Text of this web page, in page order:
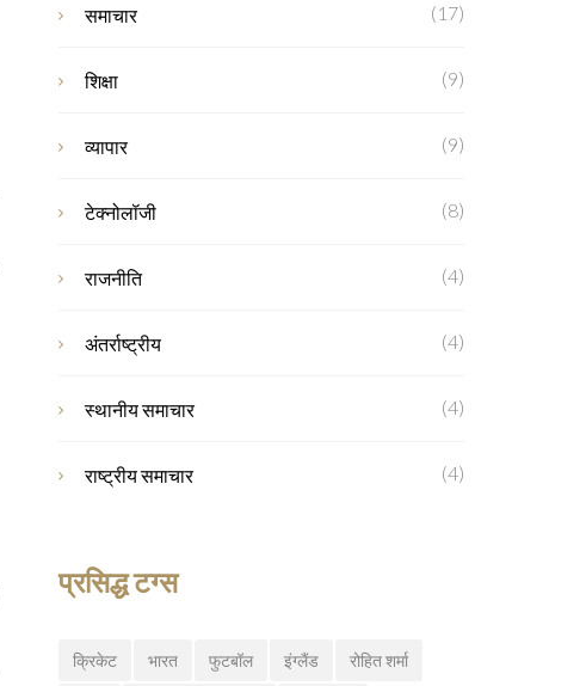
समाचार (17)
शिक्षा (9)
व्यापार (9)
टेक्नोलॉजी (8)
राजनीति (4)
अंतर्राष्ट्रीय (4)
स्थानीय समाचार (4)
राष्ट्रीय समाचार (4)
प्रसिद्ध टग्स
क्रिकेट भारत फुटबॉल इंग्लैंड रोहित शर्मा